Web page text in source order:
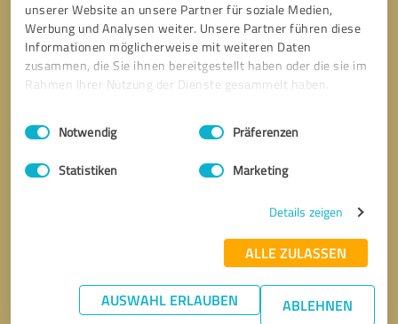
unserer Website an unsere Partner für soziale Medien,
Werbung und Analysen weiter. Unsere Partner führen diese
Informationen möglicherweise mit weiteren Daten
zusammen, die Sie ihnen bereitgestellt haben oder die sie im
Rahmen Ihrer Nutzung der Dienste gesammelt haben.
Impressum Datenschutzbestimmungen
Einwilligungsauswahl
Notwendig Präferenzen
Statistiken Marketing
Details zeigen
ALLE ZULASSEN
AUSWAHL ERLAUBEN ABLEHNEN
* Erforderliche Angaben
Nachricht senden